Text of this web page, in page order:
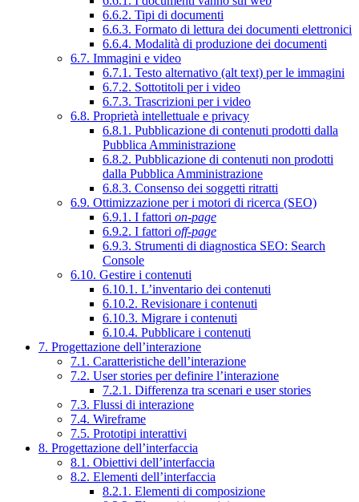
6.6.2. Tipi di documenti
6.6.3. Formato di lettura dei documenti elettronici
6.6.4. Modalità di produzione dei documenti
6.7. Immagini e video
6.7.1. Testo alternativo (alt text) per le immagini
6.7.2. Sottotitoli per i video
6.7.3. Trascrizioni per i video
6.8. Proprietà intellettuale e privacy
6.8.1. Pubblicazione di contenuti prodotti dalla
Pubblica Amministrazione
6.8.2. Pubblicazione di contenuti non prodotti
dalla Pubblica Amministrazione
6.8.3. Consenso dei soggetti ritratti
6.9. Ottimizzazione per i motori di ricerca (SEO)
6.9.1. I fattori on-page
6.9.2. I fattori off-page
6.9.3. Strumenti di diagnostica SEO: Search
Console
6.10. Gestire i contenuti
6.10.1. L’inventario dei contenuti
6.10.2. Revisionare i contenuti
6.10.3. Migrare i contenuti
6.10.4. Pubblicare i contenuti
7. Progettazione dell’interazione
7.1. Caratteristiche dell’interazione
7.2. User stories per definire l’interazione
7.2.1. Differenza tra scenari e user stories
7.3. Flussi di interazione
7.4. Wireframe
7.5. Prototipi interattivi
8. Progettazione dell’interfaccia
8.1. Obiettivi dell’interfaccia
8.2. Elementi dell’interfaccia
8.2.1. Elementi di composizione